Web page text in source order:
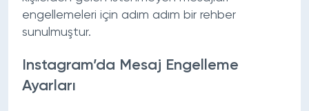
engellemeleri için adım adım bir rehber
sunulmuştur.
Instagram’da Mesaj Engelleme
Ayarları